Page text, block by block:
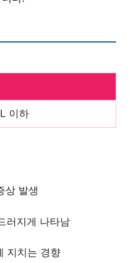
이하
상 발생
러지게 나타남
지치는 경향